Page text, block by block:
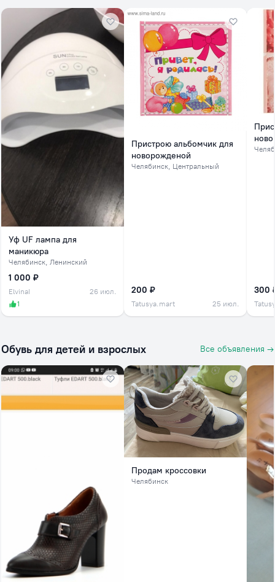
Уф UF лампа для
маникюра
Челябинск , Ленинский
1 000 ₽
ElvinaI
26 июл.
1
Пристрою альбомчик для
новорожденой
Челябинск, Центральный
200 ₽
Tatusya.mart 25 июл.
300
Обувь для детей и взрослых Все объявления →
Продам кроссовки
Челябинск